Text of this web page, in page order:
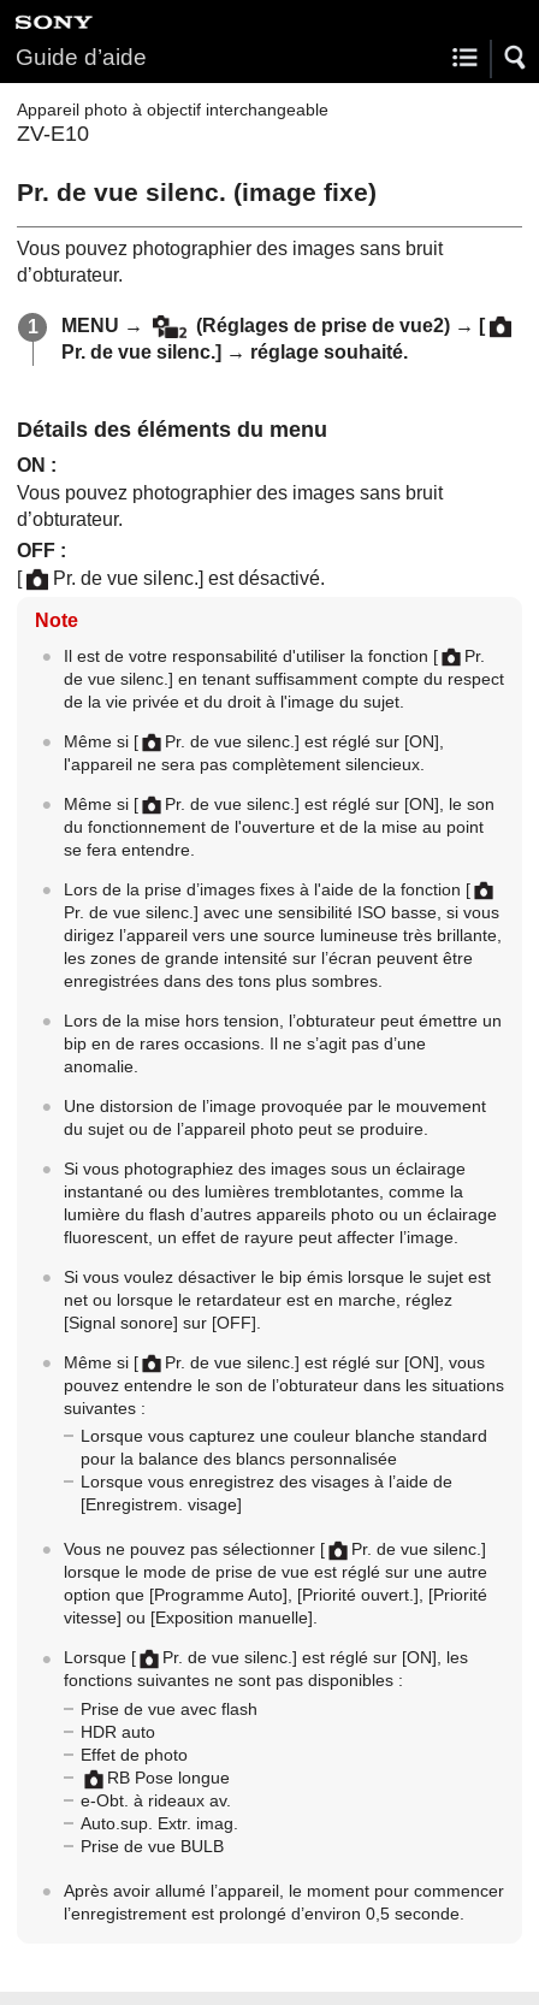
Guide d’aide
Appareil photo à objectif interchangeable
ZV-E10
Pr. de vue silenc. (image fixe)
Vous pouvez photographier des images sans bruit
d’obturateur.
MENU → (Réglages de prise de vue2) → [
Pr. de vue silenc.] → réglage souhaité.
Détails des éléments du menu
ON :
Vous pouvez photographier des images sans bruit
d’obturateur.
OFF :
[
Pr. de vue silenc.] est désactivé.
Note
Il est de votre responsabilité d'utiliser la fonction [
Pr.
de vue silenc.] en tenant suffisamment compte du respect
de la vie privée et du droit à l'image du sujet.
Même si [ Pr. de vue silenc.] est réglé sur [ON]
l'appareil ne sera pas complètement silencieux.
Même si [ Pr. de vue silenc.] est réglé sur [ON] , le son
du fonctionnement de l'ouverture et de la mise au point
se fera entendre.
Lors de la prise d’images fixes à l'aide de la fonction [
Pr. de vue silenc.] avec une sensibilité ISO basse, si vous
dirigez l’appareil vers une source lumineuse très brillante,
les zones de grande intensité sur l’écran peuvent être
enregistrées dans des tons plus sombres.
Lors de la mise hors tension, l’obturateur peut émettre un
bip en de rares occasions. Il ne s’agit pas d’une
anomalie.
Une distorsion de l’image provoquée par le mouvement
du sujet ou de l’appareil photo peut se produire.
Si vous photographiez des images sous un éclairage
instantané ou des lumières tremblotantes, comme la
lumière du flash d’autres appareils photo ou un éclairage
fluorescent, un effet de rayure peut affecter l’image.
Si vous voulez désactiver le bip émis lorsque le sujet est
net ou lorsque le retardateur est en marche, réglez
[Signal sonore] sur [OFF]
Même si [ Pr. de vue silenc.] est réglé sur [ON] , vous
pouvez entendre le son de l’obturateur dans les situations
suivantes :
Lorsque vous capturez une couleur blanche standard
pour la balance des blancs personnalisée
Lorsque vous enregistrez des visages à l’aide de
[Enregistrem. visage]
Vous ne pouvez pas sélectionner [
Pr. de vue silenc.]
lorsque le mode de prise de vue est réglé sur une autre
option que [Programme Auto], [Priorité ouvert.], [Priorité
vitesse] ou [Exposition manuelle].
Lorsque [ Pr. de vue silenc.] est réglé sur [ON], les
fonctions suivantes ne sont pas disponibles :
Prise de vue avec flash
HDR auto
Effet de photo
RB Pose longue
e-Obt. à rideaux av.
Auto.sup. Extr. imag.
Prise de vue BULB
Après avoir allumé l’appareil, le moment pour commencer
l’enregistrement est prolongé d’environ 0,5 seconde.